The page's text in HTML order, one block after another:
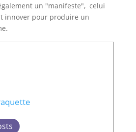
un "manifeste", celui
innover pour produire un